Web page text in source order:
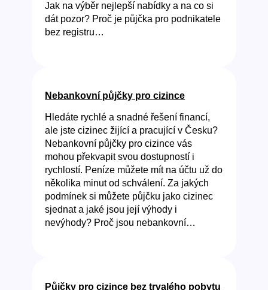
Jak na výběr nejlepší nabídky a na co si
dát pozor? Proč je půjčka pro podnikatele
bez registru…
Nebankovní půjčky pro cizince
Hledáte rychlé a snadné řešení financí,
ale jste cizinec žijící a pracující v Česku?
Nebankovní půjčky pro cizince vás
mohou překvapit svou dostupností i
rychlostí. Peníze můžete mít na účtu už do
několika minut od schválení. Za jakých
podmínek si můžete půjčku jako cizinec
sjednat a jaké jsou její výhody i
nevýhody? Proč jsou nebankovní…
Půjčky pro cizince bez trvalého pobytu